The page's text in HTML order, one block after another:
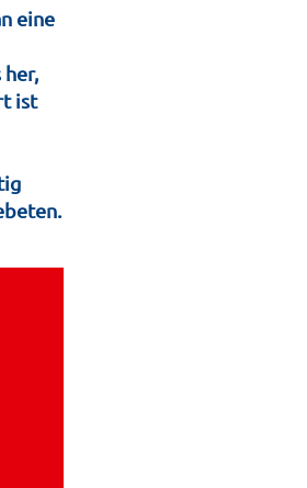
eine
ist